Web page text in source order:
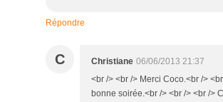
Répondre
C Christiane 06/06/2013 21:37
<br /> <br /> Merci Coco.<br />
bonne soirée.<br /> <br /> <br />